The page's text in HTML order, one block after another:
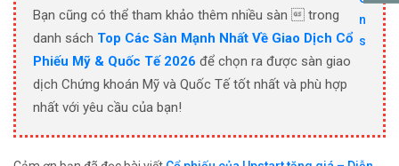
Bạn cũng có thể tham khảo thêm nhiều sàn  trong
danh sách Top Các Sàn Mạnh Nhất Về Giao Dịch Cổ
Phiếu Mỹ & Quốc Tế 2026 để chọn ra được sàn giao
dịch Chứng khoán Mỹ và Quốc Tế tốt nhất và phù hợp
nhất với yêu cầu của bạn!